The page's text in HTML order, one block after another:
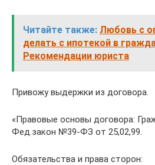
Читайте также: Любовь с
делать с ипотекой в
Рекомендации юриста
Привожу выдержки из договора.
«Правовые основы договора:
Фед.закон №39-ФЗ от 25,02,99.
Обязательства и права сторон: